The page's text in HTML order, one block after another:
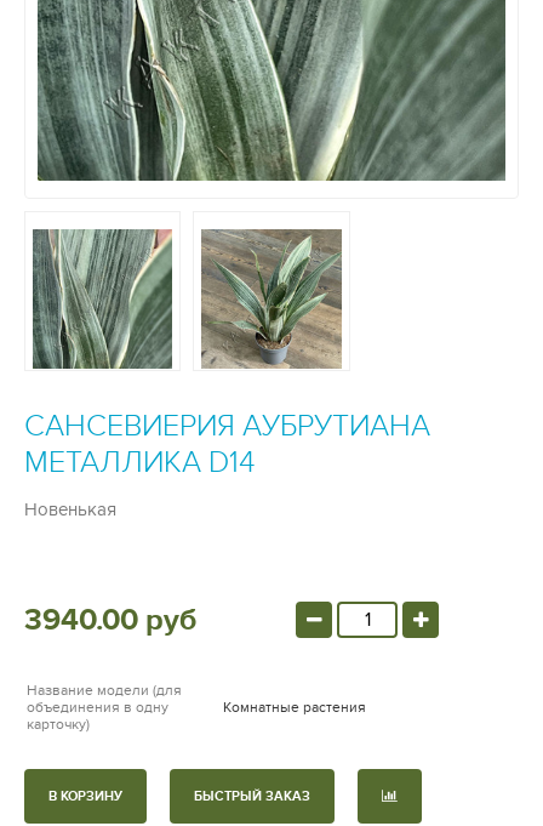
САНСЕВИЕРИЯ АУБРУТИАНА
МЕТАЛЛИКА D14
Новенькая
3940.00 руб
Название модели (для
объединения в одну
карточку)
Комнатные растения
В КОРЗИНУ БЫСТРЫЙ ЗАКАЗ